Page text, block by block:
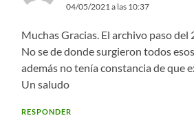
04/05/2021 a las 10:37
Muchas Gracias. El archivo paso del
No se de donde surgieron todos
además no tenía constancia de que
Un saludo
RESPONDER